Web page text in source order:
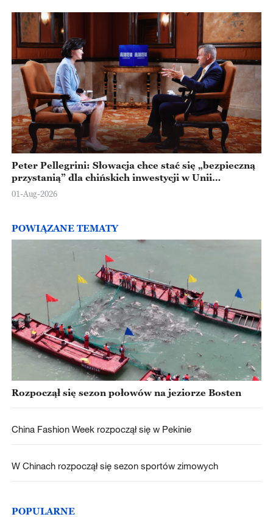
Peter Pellegrini: Słowacja chce stać się „bezpieczną
przystanią” dla chińskich inwestycji w Unii
Europejskiej
01-Aug-2026
POWIĄZANE TEMATY
Rozpoczął się sezon połowów na jeziorze Bosten
China Fashion Week rozpoczął się w Pekinie
W Chinach rozpoczął się sezon sportów zimowych
POPULARNE